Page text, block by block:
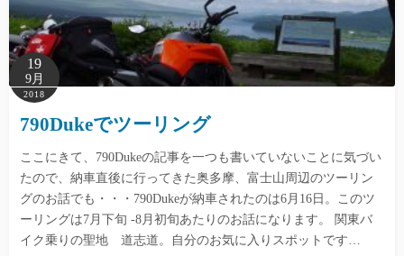
19
9月
2018
790Dukeでツーリング
ここにきて、790Dukeの記事を一つも書いていないことに気づい
たので、納車直後に行ってきた奥多摩、富士山周辺のツーリン
グのお話でも・・・790Dukeが納車されたのは6月16日。このツ
ーリングは7月下旬 -8月初旬あたりのお話になります。 関東バ
イク乗りの聖地 道志道。自分のお気に入りスポットです…